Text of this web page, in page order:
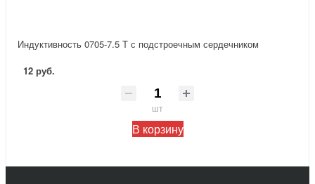
Индуктивность 0705-7.5 T с подстроечным сердечником
12 руб.
шт
В корзину